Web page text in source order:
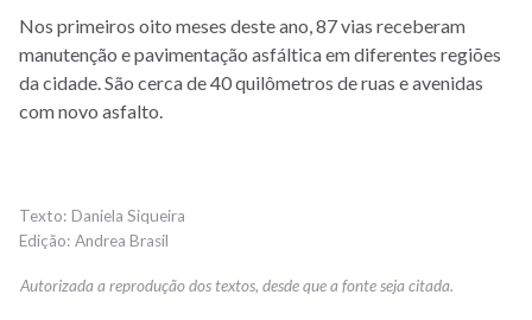
Nos primeiros oito meses deste ano, 87 vias receberam
manutenção e pavimentação asfáltica em diferentes regiões
da cidade. São cerca de 40 quilômetros de ruas e avenidas
com novo asfalto.
Daniela Siqueira
Andrea Brasil